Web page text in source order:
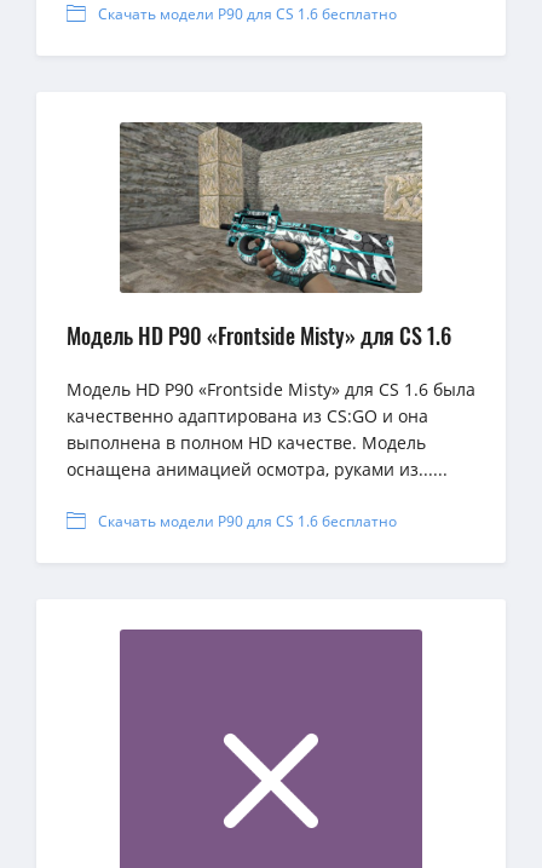
Скачать модели P90 для CS 1.6 бесплатно
Модель HD P90 «Frontside Misty» для CS 1.6
Модель HD P90 «Frontside Misty» для CS 1.6 была
качественно адаптирована из CS:GO и она
выполнена в полном HD качестве. Модель
оснащена анимацией осмотра, руками из......
Скачать модели P90 для CS 1.6 бесплатно